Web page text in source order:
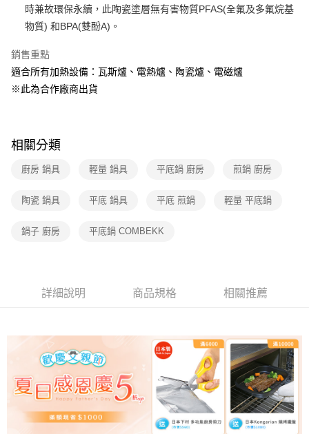
流程，驗證手機門號後，選擇欲分期的期數、繳款截止日，確認付款後即完
成交易。
3.實際核准額度、可分期數及費用金額請依後續交易確認頁面所載為準。
消。如遇「轉專審核」未通過狀況，表示未達大哥付你分期系統評分，恕無
法說明評估內容。
1.分期款項不併入電信帳單，「大哥付你分期」於每月結算日後寄送繳費提
1.本服務係由「台灣大哥大股份有限公司」（以下簡稱本公司）所提供，讓
買賣價金債權讓與本公司後，依約使用本公司帳單繳交帳款。
2.基於同意付款使用「大哥付你分期」之契約關係目的，商店將以您的個人
由本公司與您本人進行分期帳單所需資料之確認、核對及更正。
運送方式
每筆NT$150，滿NT$299(含以上)免運費
時兼故環保永續，此陶瓷塗層無有害物質PFAS(全氟及多氟烷基
物質) 和BPA(雙酚A)。
銷售重點
適合所有加熱設備：瓦斯爐、電熱爐、陶瓷爐、電磁爐
※此為合作廠商出貨
相關分類
廚房 鍋具 輕量 鍋具 平底鍋 廚房 煎鍋 廚房
陶瓷 鍋具 平底 鍋具 平底 煎鍋 輕量 平底鍋
鍋子 廚房 平底鍋 COMBEKK
詳細說明 商品規格 相關推薦